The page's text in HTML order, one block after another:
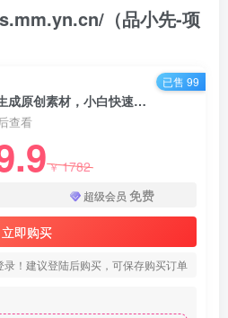
（品小先-项
情感冷门蓝海赛道，轻松生成原创素材，小白快速上手获取收益，越赚钱的事越简单 - 资源之家
查看
￥1782
超级会员 免费
立即购买
录！建议登陆后购买，可保存购买订单
已售 99